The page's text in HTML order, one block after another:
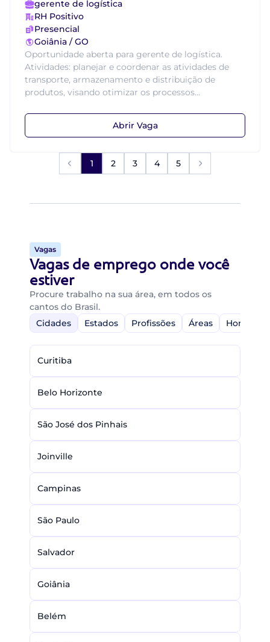
gerente de logística
RH Positivo
Presencial
Goiânia / GO
Oportunidade aberta para gerente de logística.
Atividades: planejar e coordenar as atividades de
transporte, armazenamento e distribuição de
produtos, visando otimizar os processos...
Abrir Vaga
1 2 3 4 5
Vagas
Vagas de emprego onde você
estiver
Procure trabalho na sua área, em todos os
cantos do Brasil.
Cidades
Estados Profissões Áreas Home-
Curitiba
Belo Horizonte
São José dos Pinhais
Joinville
Campinas
São Paulo
Salvador
Goiânia
Belém